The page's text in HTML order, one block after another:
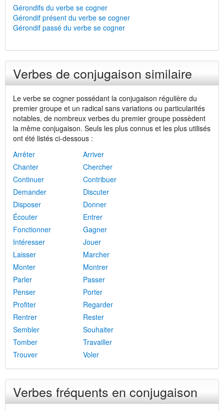
Gérondifs du verbe se cogner
Gérondif présent du verbe se cogner
Gérondif passé du verbe se cogner
Verbes de conjugaison similaire
Le verbe se cogner possédant la conjugaison régulière du
premier groupe et un radical sans variations ou particularités
notables, de nombreux verbes du premier groupe possèdent
la même conjugaison. Seuls les plus connus et les plus utilisés
ont été listés ci-dessous :
Arrêter
Arriver
Chanter
Chercher
Continuer
Contribuer
Demander
Discuter
Disposer
Donner
Écouter
Entrer
Fonctionner
Gagner
Intéresser
Jouer
Laisser
Marcher
Monter
Montrer
Parler
Passer
Penser
Porter
Profiter
Regarder
Rentrer
Rester
Sembler
Souhaiter
Tomber
Travailler
Trouver
Voler
Verbes fréquents en conjugaison